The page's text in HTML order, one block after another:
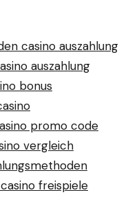
casino auszahlung
auszahlung
bonus
promo code
vergleich
freispiele